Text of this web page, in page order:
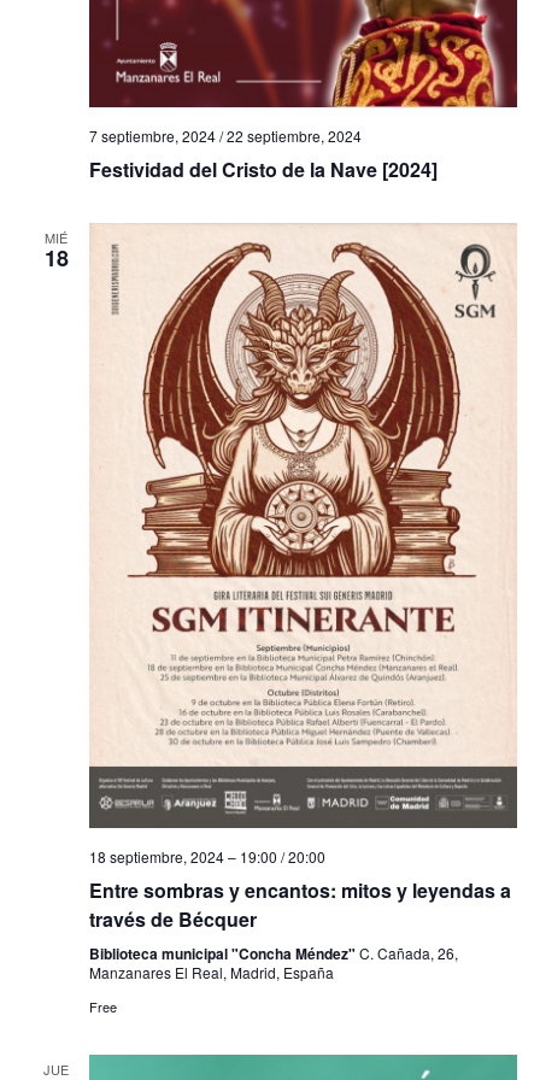
7 septiembre, 2024/22 septiembre, 2024
Festividad del Cristo de la Nave [2024]
MIÉ
18
18 septiembre, 2024 – 19:00 /20:00
Entre sombras y encantos: mitos y leyendas a
través de Bécquer
Biblioteca municipal "Concha Méndez" C. Cañada, 26,
Manzanares El Real, Madrid, España
Free
JUE